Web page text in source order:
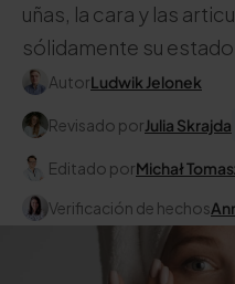
uñas, la cara y las
sólidamente su
AutorLudwik Jelonek
Revisado porJulia Skrajda
Editado porMichał
Verificación de hechos